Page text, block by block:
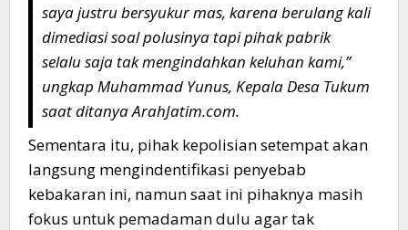
saya justru bersyukur mas, karena berulang kali
dimediasi soal polusinya tapi pihak pabrik
selalu saja tak mengindahkan keluhan kami,”
ungkap Muhammad Yunus, Kepala Desa Tukum
saat ditanya ArahJatim.com.
Sementara itu, pihak kepolisian setempat akan
langsung mengindentifikasi penyebab
kebakaran ini, namun saat ini pihaknya masih
fokus untuk pemadaman dulu agar tak